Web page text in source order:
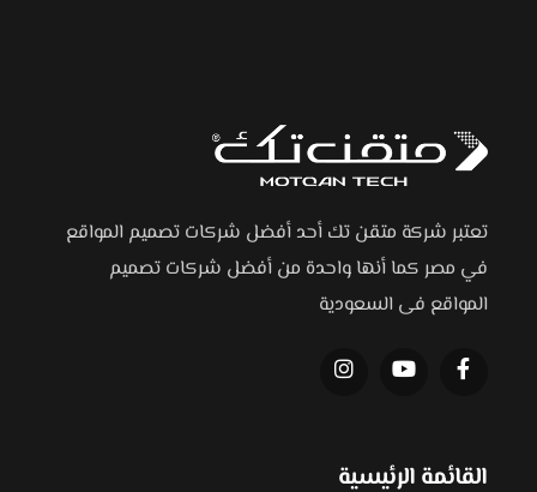
تعتبر شركة متقن تك أحد أفضل شركات تصميم المواقع
في مصر كما أنها واحدة من أفضل شركات تصميم
المواقع فى السعودية
القائمة الرئيسية